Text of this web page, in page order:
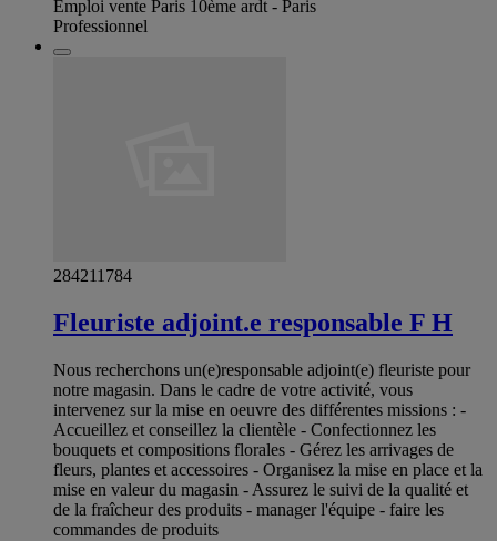
Emploi vente Paris 10ème ardt - Paris
Professionnel
284211784
Fleuriste adjoint.e responsable F H
Nous recherchons un(e)responsable adjoint(e) fleuriste pour
notre magasin. Dans le cadre de votre activité, vous
intervenez sur la mise en oeuvre des différentes missions : -
Accueillez et conseillez la clientèle - Confectionnez les
bouquets et compositions florales - Gérez les arrivages de
fleurs, plantes et accessoires - Organisez la mise en place et la
mise en valeur du magasin - Assurez le suivi de la qualité et
de la fraîcheur des produits - manager l'équipe - faire les
commandes de produits